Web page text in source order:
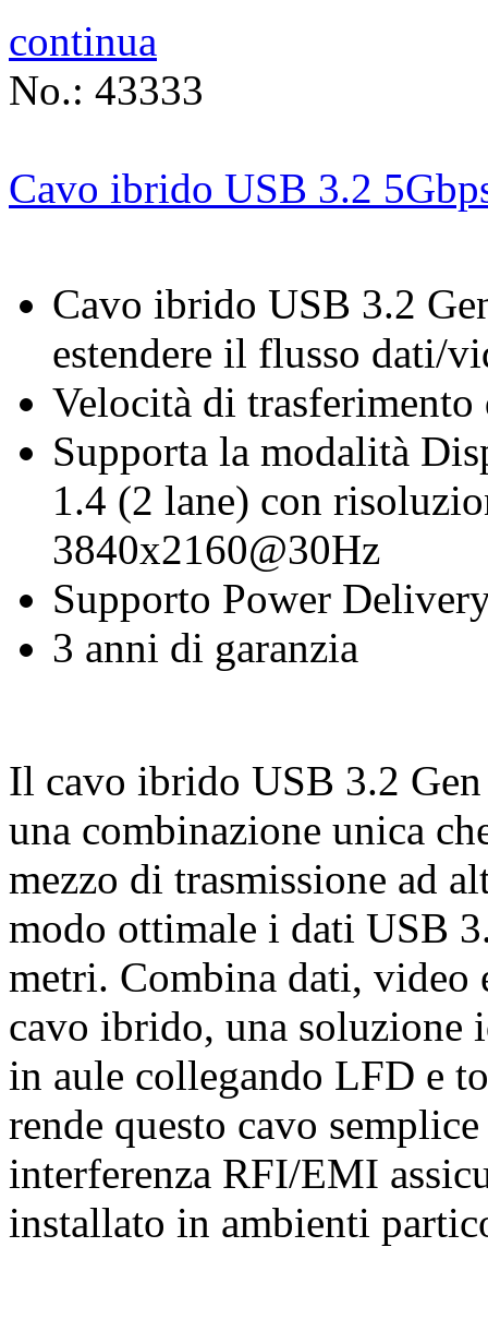
continua
No.: 43333
Cavo ibrido USB 3.2
Cavo ibrido USB 3.2
estendere il flusso dati/
Velocità di
Supporta la modalità
1.4 (2 lane) con
3840x2160@30Hz
Supporto Power
3 anni di garanzia
Il cavo ibrido USB 3.2
una combinazione unica
mezzo di trasmissione ad
modo ottimale i dati USB
metri. Combina dati,
cavo ibrido, una soluzione
in aule collegando LFD e
rende questo cavo
interferenza RFI/EMI
installato in ambienti